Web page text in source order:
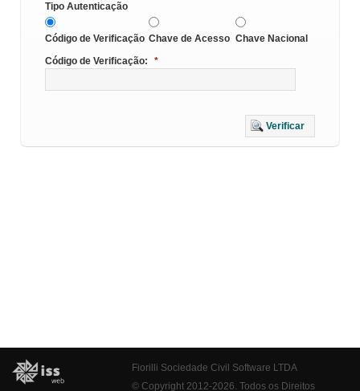
Tipo Autenticação
Código de Verificação Chave de Acesso Chave Nacional
Código de Verificação:
*
Verificar
Fiorilli Sociedade Civil Software LTDA
© Copyright 2012-2026. Todos os Direitos